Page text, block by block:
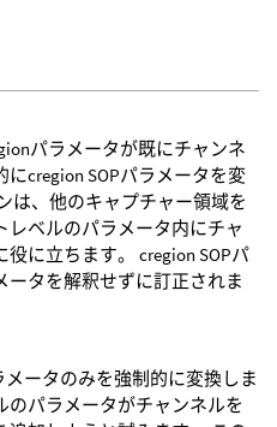
パラメータが既にチャンネ
cregion SOPパラメータを変
は、他のキャプチャー領域を
レベルのパラメータ内にチャ
に立ちます。 cregion SOPパ
ータを解釈せずに訂正されま
メータのみを強制的に変換しま
のパラメータがチャンネルを